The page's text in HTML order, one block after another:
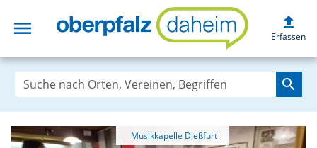
menu upload
Erfassen
search
Musikkapelle Dießfurt